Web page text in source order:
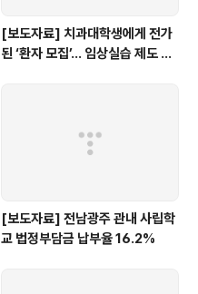
[보도자료] 치과대학생에게 전가
된 ‘환자 모집’… 임상실습 제도 개
[보도자료] 전남광주 관내 사립학
교 법정부담금 납부율 16.2%